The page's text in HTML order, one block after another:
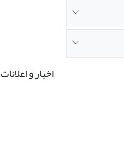
اخبار و اعلانات